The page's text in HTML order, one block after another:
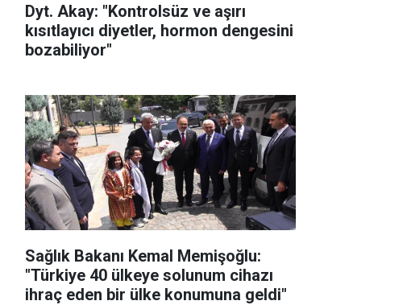
Dyt. Akay: "Kontrolsüz ve aşırı
kısıtlayıcı diyetler, hormon dengesini
bozabiliyor"
Sağlık Bakanı Kemal Memişoğlu:
"Türkiye 40 ülkeye solunum cihazı
ihraç eden bir ülke konumuna geldi"